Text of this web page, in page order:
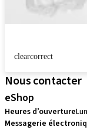
clearcorrect
Nous contacter
eShop
Heures d’ouverture
Messagerie